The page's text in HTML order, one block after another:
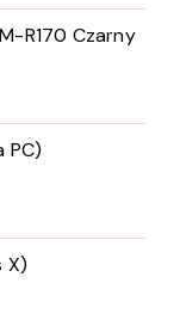
R170 Czarny
PC)
X)